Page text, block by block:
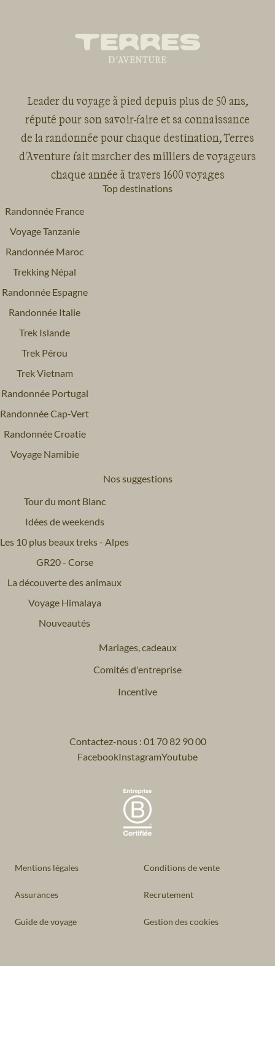
Leader du voyage à pied depuis plus de 50 ans,
réputé pour son savoir-faire et sa connaissance
de la randonnée pour chaque destination, Terres
d'Aventure fait marcher des milliers de voyageurs
chaque année à travers 1600 voyages
Top destinations
Randonnée France
Voyage Tanzanie
Randonnée Maroc
Trekking Népal
Randonnée Espagne
Randonnée Italie
Trek Islande
Trek Pérou
Trek Vietnam
Randonnée Portugal
Randonnée Cap-Vert
Randonnée Croatie
Voyage Namibie
Nos suggestions
Tour du mont Blanc
Idées de weekends
Les 10 plus beaux treks - Alpes
GR20 - Corse
La découverte des animaux
Voyage Himalaya
Nouveautés
Mariages, cadeaux
Comités d'entreprise
Incentive
Contactez-nous : 01 70 82 90 00
FacebookInstagramYoutube
Mentions légales Conditions de vente
Assurances Recrutement
Guide de voyage Gestion des cookies